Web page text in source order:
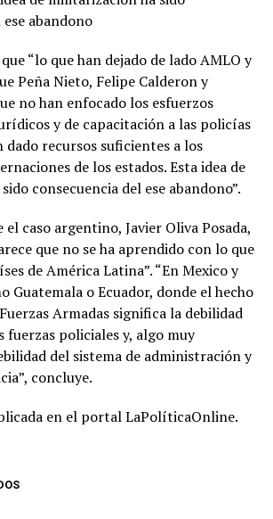
abandono
“lo que han dejado de lado AMLO y
Peña Nieto, Felipe Calderon y
no han enfocado los esfuerzos
y de capacitación a las policías
dado recursos suficientes a los
de los estados. Esta idea de
consecuencia del ese abandono”.
caso argentino, Javier Oliva Posada,
que no se ha aprendido con lo que
de América Latina”. “En Mexico y
Guatemala o Ecuador, donde el hecho
Armadas significa la debilidad
fuerzas policiales y, algo muy
del sistema de administración y
concluye.
en el portal LaPolíticaOnline.